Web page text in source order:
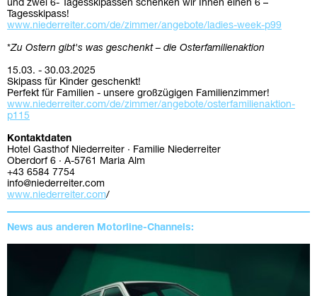
und zwei 6- Tagesskipässen schenken wir Ihnen einen 6 –
Tagesskipass!
www.niederreiter.com/de/zimmer/angebote/ladies-week-p99
*Zu Ostern gibt's was geschenkt – die Osterfamilienaktion
15.03. - 30.03.2025
Skipass für Kinder geschenkt!
Perfekt für Familien - unsere großzügigen Familienzimmer!
www.niederreiter.com/de/zimmer/angebote/osterfamilienaktion-
p115
Kontaktdaten
Hotel Gasthof Niederreiter · Familie Niederreiter
Oberdorf 6 · A-5761 Maria Alm
+43 6584 7754
info@niederreiter.com
www.niederreiter.com/
News aus anderen Motorline-Channels: